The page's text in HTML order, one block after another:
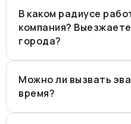
В каком радиусе
компания?
города?
Можно ли вызвать
время?